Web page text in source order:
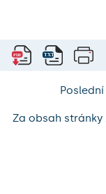
Poslední
Za obsah